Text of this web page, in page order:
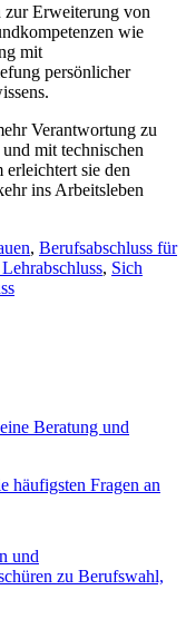
zur Erweiterung von
wie
mit
persönlicher
Verantwortung zu
mit technischen
sie den
ins Arbeitsleben
, Berufsabschluss für
, Sich
Beratung und
häufigsten Fragen an
und
zu Berufswahl,